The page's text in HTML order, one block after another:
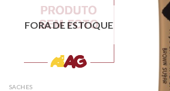
FORA DE ESTOQUE
SACHES